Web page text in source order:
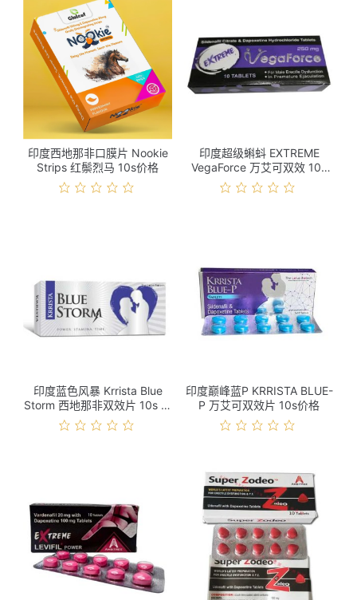
印度西地那非口膜片 Nookie
Strips 红鬃烈马 10s价格
印度超级蝌蚪 EXTREME
VegaForce 万艾可双效 10s
价格
印度蓝色风暴 Krrista Blue
Storm 西地那非双效片 10s 价
格
印度巅峰蓝P KRRISTA BLUE-
P 万艾可双效片 10s价格